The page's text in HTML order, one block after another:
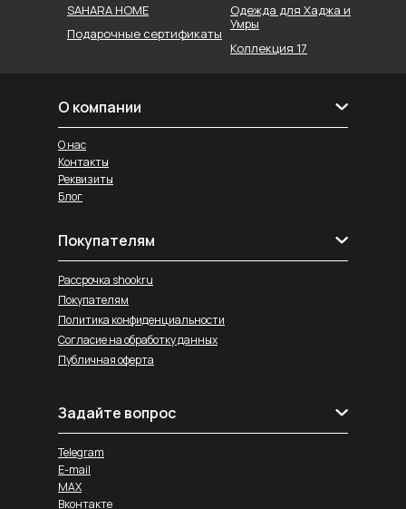
Коллекция 17
SAHARA HOME
Подарочные сертификаты
Одежда для Хаджа и
Умры
О компании
Реквизиты
Блог
О нас
Контакты
Покупателям
Рассрочка shookru
Покупателям
Политика конфиденциальности
Согласие на обработку данных
Публичная оферта
Задайте вопрос
Telegram
E-mail
MAX
Вконтакте